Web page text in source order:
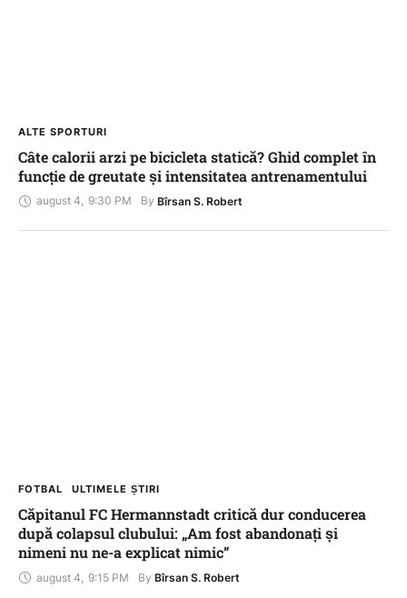
ALTE SPORTURI
Câte calorii arzi pe bicicleta statică? Ghid complet în
funcție de greutate și intensitatea antrenamentului
august 4, 9:30 PM By Bîrsan S. Robert
FOTBAL ULTIMELE ȘTIRI
Căpitanul FC Hermannstadt critică dur conducerea
după colapsul clubului: „Am fost abandonați și
nimeni nu ne-a explicat nimic”
august 4 9:15 PM By Bîrsan S. Robert